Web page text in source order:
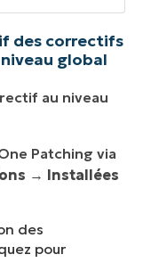
des correctifs
global
au niveau
Patching via
→ Installées
des
pour